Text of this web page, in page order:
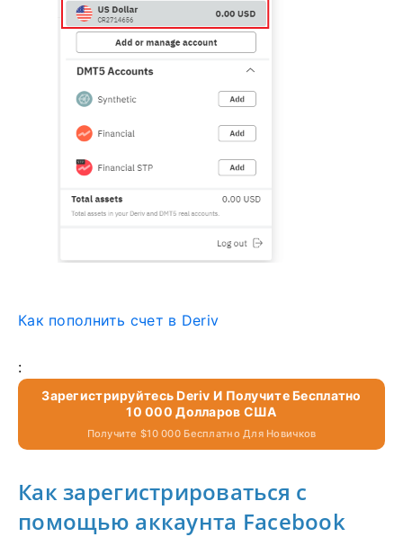
Как пополнить счет в Deriv
:
Зарегистрируйтесь Deriv И Получите Бесплатно
10 000 Долларов США
Получите $10 000 Бесплатно Для Новичков
Как зарегистрироваться с
помощью аккаунта Facebook